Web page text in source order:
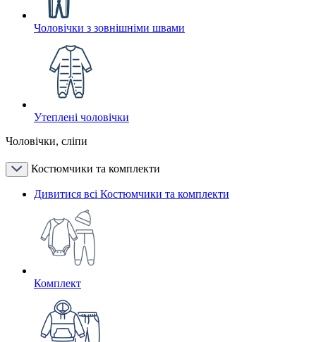
Чоловічки з зовнішніми швами
Утеплені чоловічки
Чоловічки, сліпи
Костюмчики та комплекти
Дивитися всі Костюмчики та комплекти
Комплект